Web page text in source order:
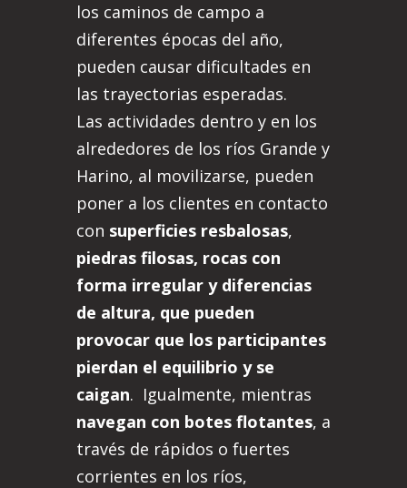
los caminos de campo a
diferentes épocas del año,
pueden causar dificultades en
las trayectorias esperadas.
Las actividades dentro y en los
alrededores de los ríos Grande y
Harino, al movilizarse, pueden
poner a los clientes en contacto
con superficies resbalosas,
piedras filosas, rocas con
forma irregular y diferencias
de altura, que pueden
provocar que los participantes
pierdan el equilibrio y se
caigan. Igualmente, mientras
navegan con botes flotantes, a
través de rápidos o fuertes
corrientes en los ríos,